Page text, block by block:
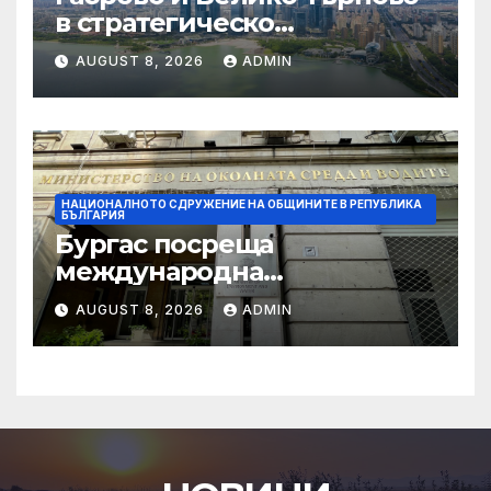
в стратегическо
партньорство към
спечелването на
Европейска столица на
културата 2032
AUGUST 8, 2026 ADMIN
НАЦИОНАЛНОТО СДРУЖЕНИЕ НА ОБЩИНИТЕ В РЕПУБЛИКА
БЪЛГАРИЯ
Бургас посреща
международна
конференция за
устойчивото развитие на
морските общности
AUGUST 8, 2026 ADMIN